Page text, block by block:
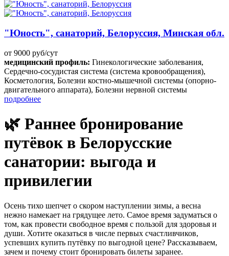
"Юность", санаторий, Белоруссия, Минская обл.
от 9000 руб/сут
медицинский профиль: Гинекологические заболевания,
Сердечно-сосудистая система (система кровообращения),
Косметология, Болезни костно-мышечной системы (опорно-
двигательного аппарата), Болезни нервной системы
подробнее
🌿 Раннее бронирование
путёвок в Белорусские
санатории: выгода и
привилегии
Осень тихо шепчет о скором наступлении зимы, а весна
нежно намекает на грядущее лето. Самое время задуматься о
том, как провести свободное время с пользой для здоровья и
души. Хотите оказаться в числе первых счастливчиков,
успевших купить путёвку по выгодной цене? Рассказываем,
зачем и почему стоит бронировать билеты заранее.